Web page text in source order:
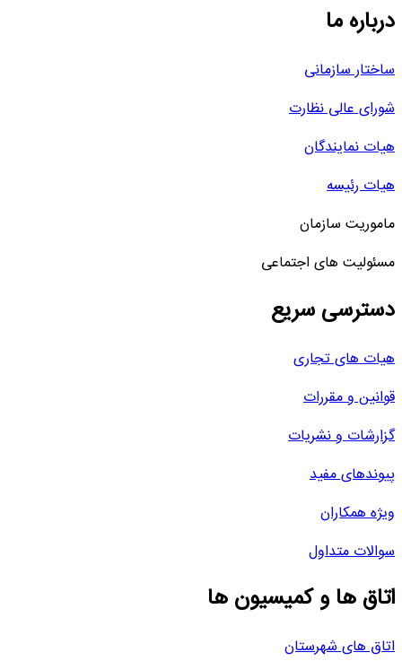
درباره ما
ساختار سازمانی
شورای عالی نظارت
هیات نمایندگان
هیات رئیسه
ماموریت سازمان
مسئولیت های اجتماعی
دسترسی سریع
هیات های تجاری
قوانین و مقررات
گزارشات و نشریات
پیوندهای مفید
ویژه همکاران
سوالات متداول
اتاق ها و کمیسیون ها
اتاق های شهرستان